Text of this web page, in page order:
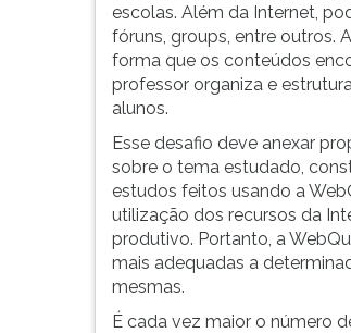
escolas. Além da Internet,
fóruns, groups, entre outros.
forma que os conteúdos
professor organiza e
alunos.
Esse desafio deve anexar
sobre o tema estudado,
estudos feitos usando a
utilização dos recursos da
produtivo. Portanto, a
mais adequadas a
mesmas.
É cada vez maior o número